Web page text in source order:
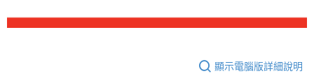
顯示電腦版詳細說明